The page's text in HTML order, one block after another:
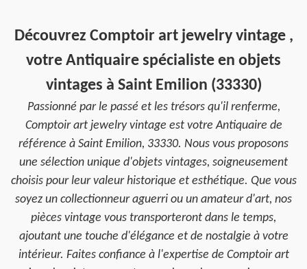
Découvrez Comptoir art jewelry vintage ,
votre Antiquaire spécialiste en objets
vintages à Saint Emilion (33330)
Passionné par le passé et les trésors qu'il renferme,
Comptoir art jewelry vintage est votre Antiquaire de
référence à Saint Emilion, 33330. Nous vous proposons
une sélection unique d'objets vintages, soigneusement
choisis pour leur valeur historique et esthétique. Que vous
soyez un collectionneur aguerri ou un amateur d'art, nos
pièces vintage vous transporteront dans le temps,
ajoutant une touche d'élégance et de nostalgie à votre
intérieur. Faites confiance à l'expertise de Comptoir art